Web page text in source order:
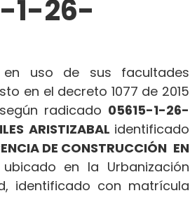
1-26-
en uso de sus facultades
en el decreto 1077 de 2015
radicado 05615-1-26-
ARISTIZABAL identificado
DE CONSTRUCCIÓN  EN
en la Urbanización
identificado con matrícula